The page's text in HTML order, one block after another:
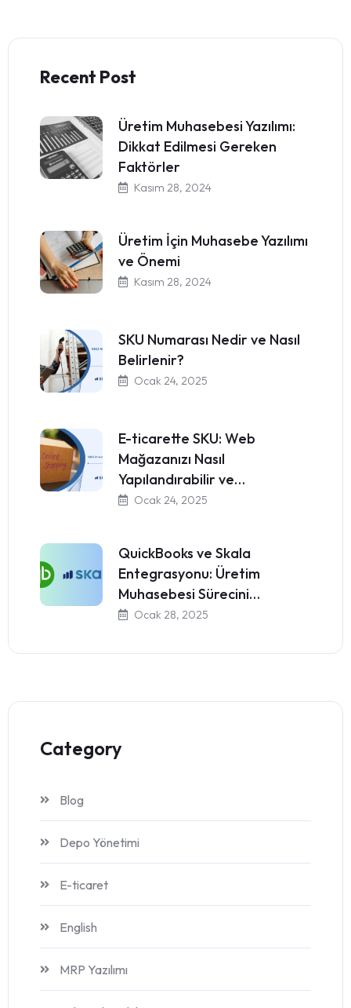
Recent Post
Üretim Muhasebesi Yazılımı:
Dikkat Edilmesi Gereken
Faktörler
Kasım 28, 2024
Üretim İçin Muhasebe Yazılımı
ve Önemi
Kasım 28, 2024
SKU Numarası Nedir ve Nasıl
Belirlenir?
Ocak 24, 2025
E-ticarette SKU: Web
Mağazanızı Nasıl
Yapılandırabilir ve…
Ocak 24, 2025
QuickBooks ve Skala
Entegrasyonu: Üretim
Muhasebesi Sürecini…
Ocak 28, 2025
Category
Blog
Depo Yönetimi
E-ticaret
English
MRP Yazılımı